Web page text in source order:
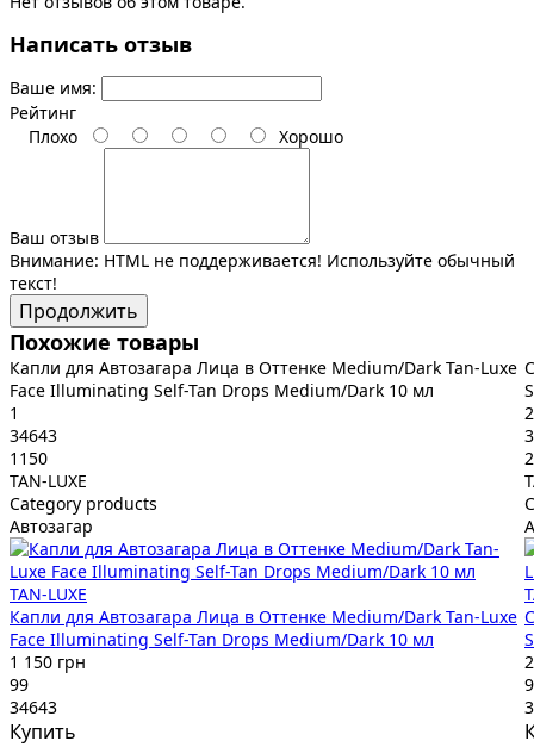
Написать отзыв
Ваше имя:
Рейтинг
Плохо
Хорошо
Ваш отзыв
Внимание: HTML не поддерживается! Используйте обычный
текст!
Продолжить
Похожие товары
Капли для Автозагара Лица в Оттенке Medium/Dark Tan-Luxe
Face Illuminating Self-Tan Drops Medium/Dark 10 мл
1
34643
1150
TAN-LUXE
Category products
Автозагар
TAN-LUXE
Капли для Автозагара Лица в Оттенке Medium/Dark Tan-Luxe
Face Illuminating Self-Tan Drops Medium/Dark 10 мл
1 150 грн
99
34643
Купить
2